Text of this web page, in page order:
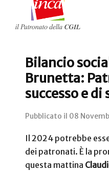
Bilancio
Brunetta:
successo e
Pubblicato il 08
Il 2024 potrebbe
dei patronati. È la
questa mattina